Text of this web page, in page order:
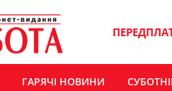
ГАРЯЧІ НОВИНИ